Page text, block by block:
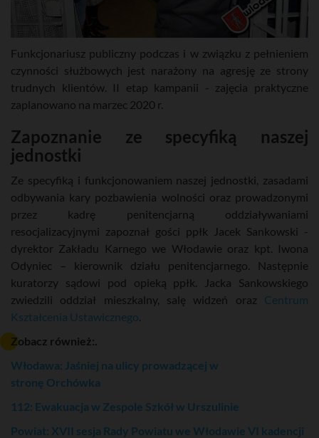
Funkcjonariusz publiczny podczas i w związku z pełnieniem
czynności służbowych jest narażony na agresję ze strony
trudnych klientów. II etap kampanii - zajęcia praktyczne
zaplanowano na marzec 2020 r.
Zapoznanie ze specyfiką naszej
jednostki
Ze specyfiką i funkcjonowaniem naszej jednostki, zasadami
odbywania kary pozbawienia wolności oraz prowadzonymi
przez kadrę penitencjarną oddziaływaniami
resocjalizacyjnymi zapoznał gości ppłk Jacek Sankowski -
dyrektor Zakładu Karnego we Włodawie oraz kpt. Iwona
Odyniec – kierownik działu penitencjarnego. Następnie
kuratorzy sądowi pod opieką ppłk. Jacka Sankowskiego
zwiedzili oddział mieszkalny, salę widzeń oraz Centrum
Kształcenia Ustawicznego.
Zobacz również:.
Włodawa: Jaśniej na ulicy prowadzącej w
stronę Orchówka
112: Ewakuacja w Zespole Szkół w Urszulinie
Powiat: XVII sesja Rady Powiatu we Włodawie VI kadencji